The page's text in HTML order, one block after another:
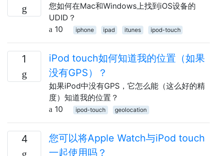
您如何在Mac和Windows上找到iOS设备的
UDID？
10
iphone ipad itunes ipod-touch
1
iPod touch如何知道我的位置（如果
没有GPS）？
如果iPod中没有GPS，它怎么能（这么好的精
度）知道我的位置？
10
ipod-touch geolocation
4
您可以将Apple Watch与iPod touch
一起使用吗？